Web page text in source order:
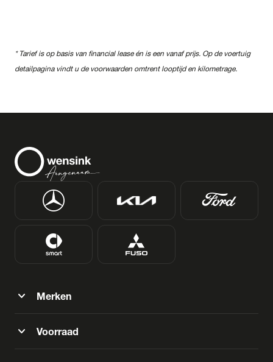
* Tarief is op basis van financial lease én is een vanaf prijs. Op de voertuig
detailpagina vindt u de voorwaarden omtrent looptijd en kilometrage.
expand_more Merken
expand_more Voorraad